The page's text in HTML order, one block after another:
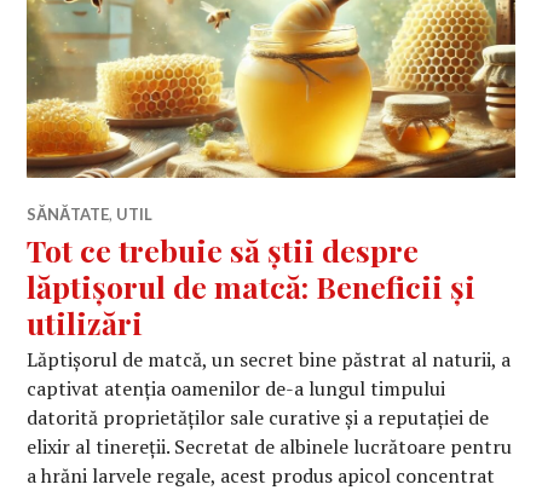
SĂNĂTATE, UTIL
Tot ce trebuie să știi despre
lăptișorul de matcă: Beneficii și
utilizări
Lăptișorul de matcă, un secret bine păstrat al naturii, a
captivat atenția oamenilor de-a lungul timpului
datorită proprietăților sale curative și a reputației de
elixir al tinereții. Secretat de albinele lucrătoare pentru
a hrăni larvele regale, acest produs apicol concentrat